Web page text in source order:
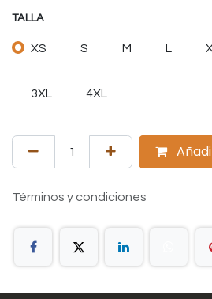
TALLA
XS S M L
3XL 4XL
Términos y condiciones